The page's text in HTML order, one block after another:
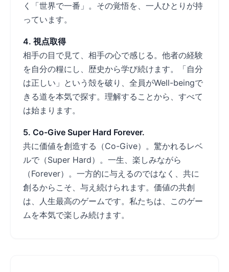
く「世界で一番」。その覚悟を、一人ひとりが持
っています。
4. 視点取得
相手の目で見て、相手の心で感じる。他者の経験
を自分の糧にし、歴史から学び続けます。「自分
は正しい」という殻を破り、全員がWell-beingで
きる道を本気で探す。理解することから、すべて
は始まります。
5. Co-Give Super Hard Forever.
共に価値を創造する（Co-Give）。驚かれるレベ
ルで（Super Hard）。一生、楽しみながら
（Forever）。一方的に与えるのではなく、共に
創るからこそ、与え続けられます。価値の共創
は、人生最高のゲームです。私たちは、このゲー
ムを本気で楽しみ続けます。